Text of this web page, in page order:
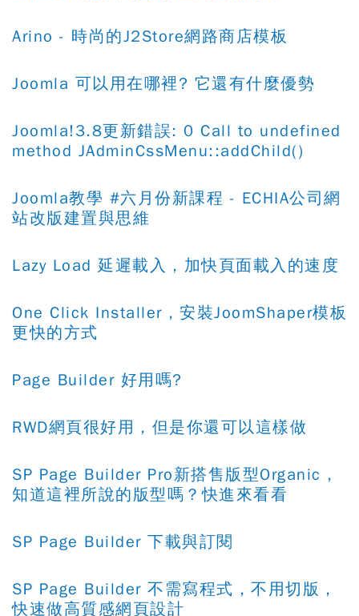
Arino - 時尚的J2Store網路商店模板
Joomla 可以用在哪裡? 它還有什麼優勢
Joomla!3.8更新錯誤: 0 Call to undefined
method JAdminCssMenu::addChild()
Joomla教學 #六月份新課程 - ECHIA公司網
站改版建置與思維
Lazy Load 延遲載入，加快頁面載入的速度
One Click Installer，安裝JoomShaper模板
更快的方式
Page Builder 好用嗎?
RWD網頁很好用，但是你還可以這樣做
SP Page Builder Pro新搭售版型Organic，
知道這裡所說的版型嗎？快進來看看
SP Page Builder 下載與訂閱
SP Page Builder 不需寫程式，不用切版，
快速做高質感網頁設計